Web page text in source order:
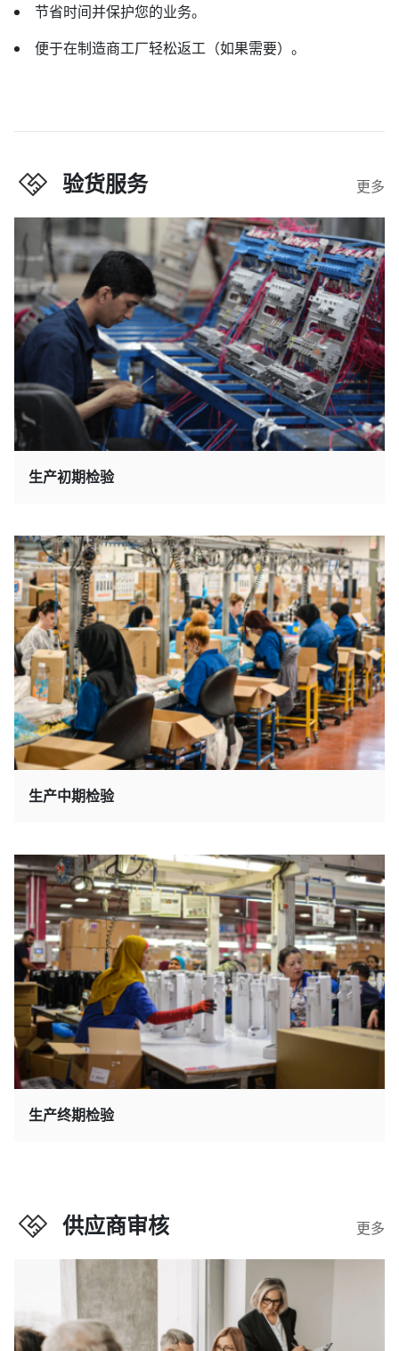
节省时间并保护您的业务。
​​​​​​​便于在制造商工厂轻松返工（如果需要）。
验货服务 更多
生产初期检验
生产中期检验
生产终期检验
供应商审核 更多